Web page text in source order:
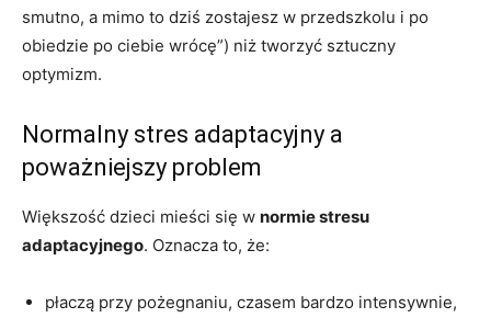
smutno, a mimo to dziś zostajesz w przedszkolu i po
obiedzie po ciebie wrócę”) niż tworzyć sztuczny
optymizm.
Normalny stres adaptacyjny a
poważniejszy problem
Większość dzieci mieści się w normie stresu
adaptacyjnego. Oznacza to, że:
płaczą przy pożegnaniu, czasem bardzo intensywnie,